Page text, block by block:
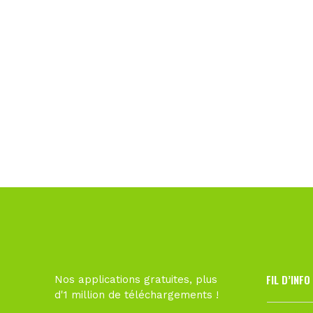
Nos applications gratuites, plus
d'1 million de téléchargements !
FIL D’INFO